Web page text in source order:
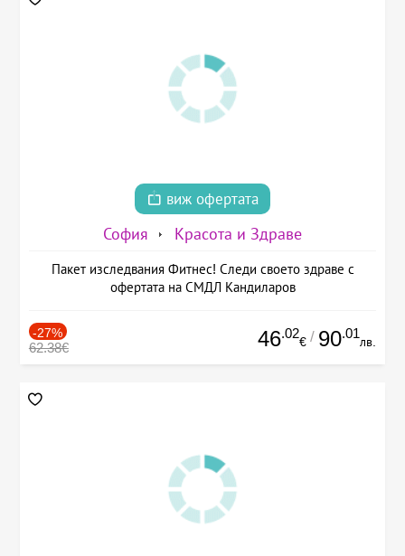
виж офертата
София Красота и Здраве
Пакет изследвания Фитнес! Следи своето здраве с
офертата на СМДЛ Кандиларов
-27%
62.38€ 46.02
€ / 90.01
лв.